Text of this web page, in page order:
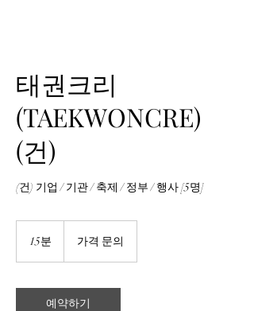
태권크리
(TAEKWONCRE)
(건)
(건) 기업 / 기관 / 축제 / 정부 / 행사 [5명]
15분 가격 문의
예약하기